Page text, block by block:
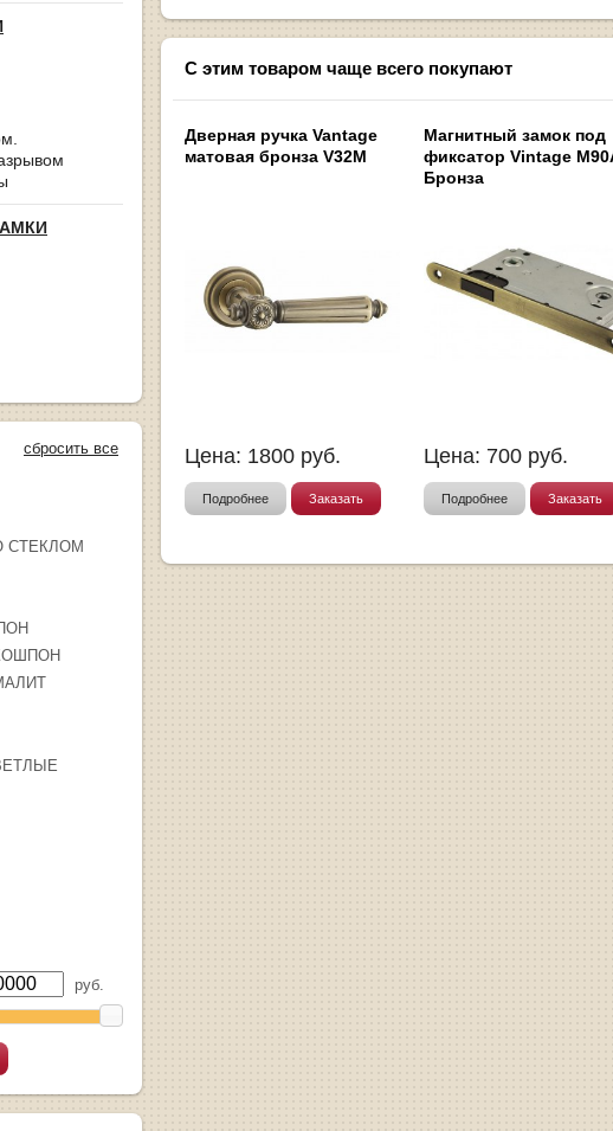
сбросить все
СТЕКЛОМ
руб.
С этим товаром чаще всего покупают
Дверная ручка Vantage
матовая бронза V32M
Цена: 1800 руб.
Подробнее Заказать
Магнитный замок под
фиксатор Vintage
Бронза
Цена: 700 руб.
Подробнее Заказать